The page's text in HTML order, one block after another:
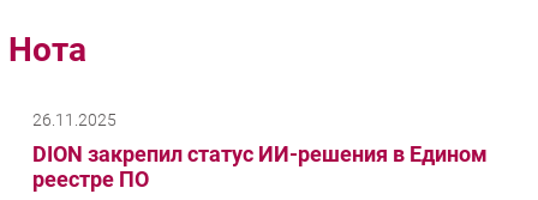
Импорто­замещение
Фиксированная связь
Нота
26.11.2025
DION закрепил статус ИИ-решения в Едином
реестре ПО